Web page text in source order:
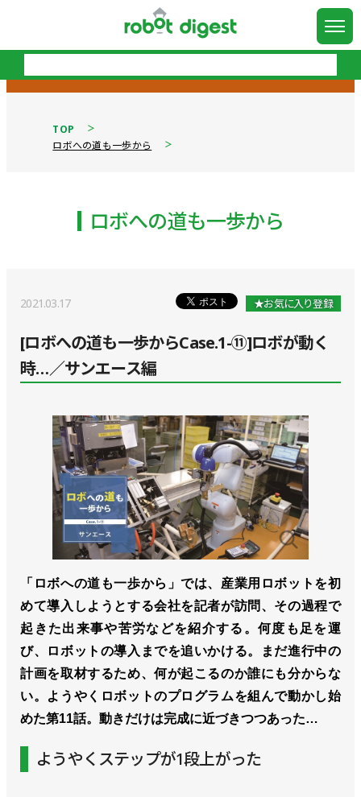
TOP
ロボへの道も一歩から
ロボへの道も一歩から
2021.03.17 ★お気に入り登録
[ロボへの道も一歩からCase.1-⑪]ロボが動く
時…／サンエース編
「ロボへの道も一歩から」では、産業用ロボットを初
めて導入しようとする会社を記者が訪問、その過程で
起きた出来事や苦労などを紹介する。何度も足を運
び、ロボットの導入までを追いかける。まだ進行中の
計画を取材するため、何が起こるのか誰にも分からな
い。ようやくロボットのプログラムを組んで動かし始
めた第11話。動きだけは完成に近づきつつあった…
ようやくステップが1段上がった